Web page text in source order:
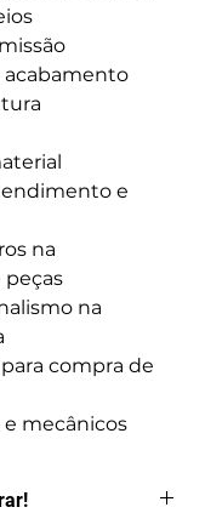
acabamento
e
na
na
compra de
e mecânicos